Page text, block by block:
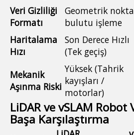
Veri Gizliliği
Formatı
Geometrik nokta
bulutu işleme
Haritalama
Hızı
Son Derece Hızlı
(Tek geçiş)
Mekanik
Aşınma Riski
Yüksek (Tahrik
kayışları /
motorlar)
LiDAR ve vSLAM
Başa Karşılaştırma